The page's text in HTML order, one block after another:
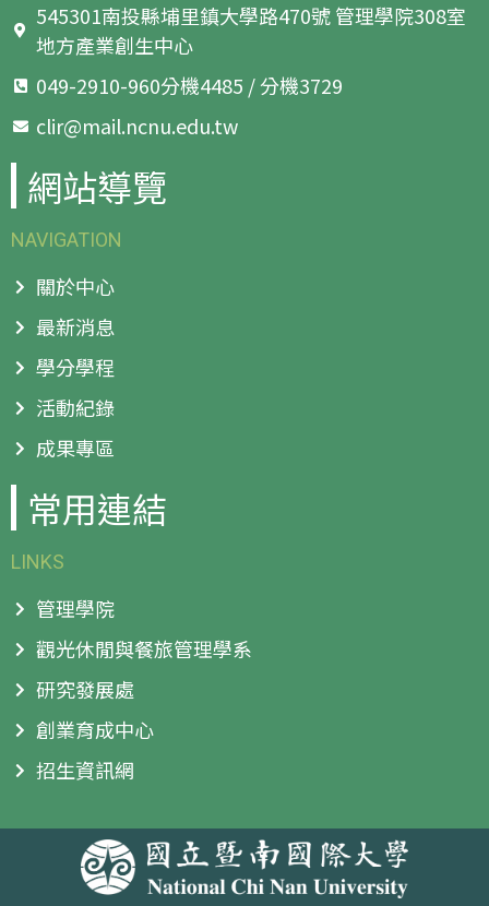
545301南投縣埔里鎮大學路470號 管理學院308室
地方產業創生中心
049-2910-960分機4485 / 分機3729
clir@mail.ncnu.edu.tw
網站導覽
NAVIGATION
關於中心
最新消息
學分學程
活動紀錄
成果專區
常用連結
LINKS
管理學院
觀光休閒與餐旅管理學系
研究發展處
創業育成中心
招生資訊網